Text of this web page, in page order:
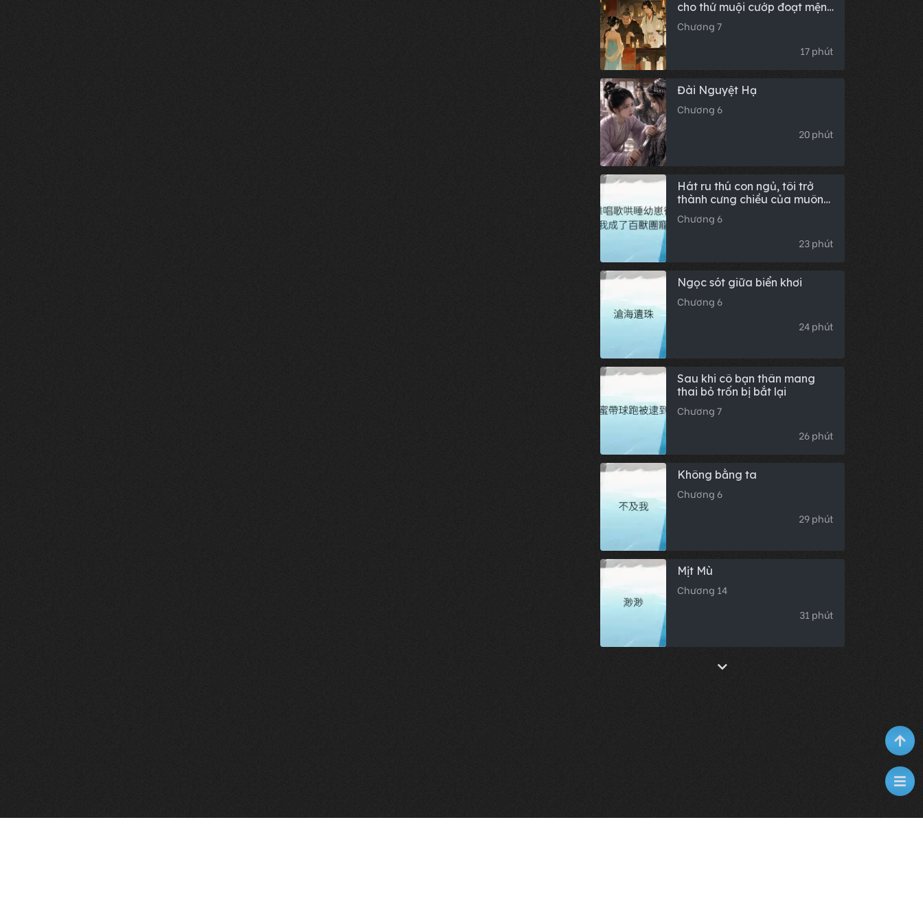
cho thứ muội cướp đoạt mệnh
cách phú quý của ta
Chương 7
17 phút
Đài Nguyệt Hạ
Chương 6
20 phút
Hát ru thú con ngủ, tôi trở
thành cưng chiều của muôn
loài
Chương 6
23 phút
Ngọc sót giữa biển khơi
Chương 6
24 phút
Sau khi cô bạn thân mang
thai bỏ trốn bị bắt lại
Chương 7
26 phút
Không bằng ta
Chương 6
29 phút
Mịt Mù
Chương 14
31 phút